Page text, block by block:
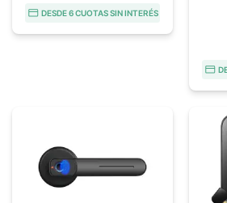
DESDE 6 CUOTAS SIN INTERÉS